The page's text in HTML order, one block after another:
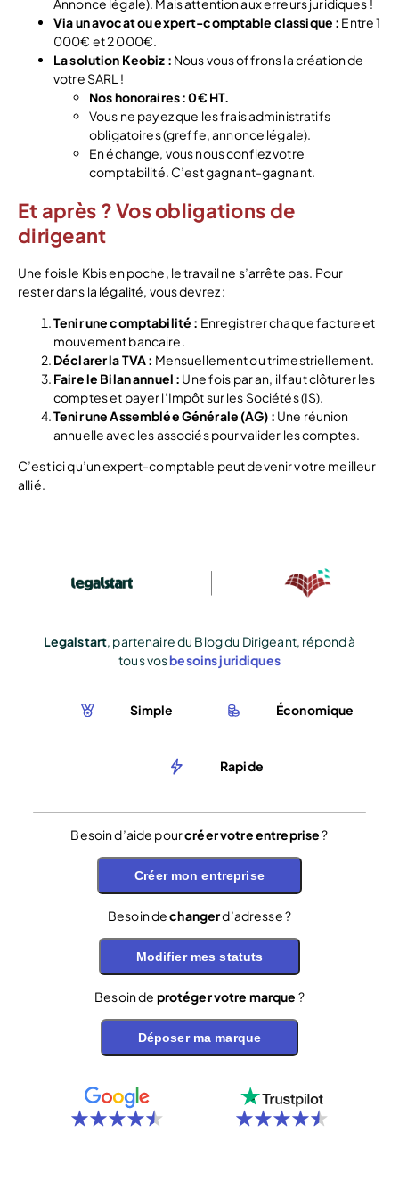
Annonce légale). Mais attention aux erreurs juridiques !
Via un avocat ou expert-comptable classique : Entre 1
000€ et 2 000€.
La solution Keobiz : Nous vous offrons la création de
votre SARL !
Nos honoraires : 0€ HT.
Vous ne payez que les frais administratifs
obligatoires (greffe, annonce légale).
En échange, vous nous confiez votre
comptabilité. C’est gagnant-gagnant.
Et après ? Vos obligations de
dirigeant
Une fois le Kbis en poche, le travail ne s’arrête pas. Pour
rester dans la légalité, vous devrez :
Tenir une comptabilité : Enregistrer chaque facture et
mouvement bancaire.
Déclarer la TVA : Mensuellement ou trimestriellement.
Faire le Bilan annuel : Une fois par an, il faut clôturer les
comptes et payer l’Impôt sur les Sociétés (IS).
Tenir une Assemblée Générale (AG) : Une réunion
annuelle avec les associés pour valider les comptes.
C’est ici qu’un expert-comptable peut devenir votre meilleur
allié.
Legalstart, partenaire du Blog du Dirigeant, répond à
tous vosbesoins juridiques
Simple Économique
Rapide
Besoin d’aide pourcréer votre entreprise?
Créer mon entreprise
Besoin dechangerd’adresse ?
Modifier mes statuts
Besoin de protéger votre marque ?
Déposer ma marque